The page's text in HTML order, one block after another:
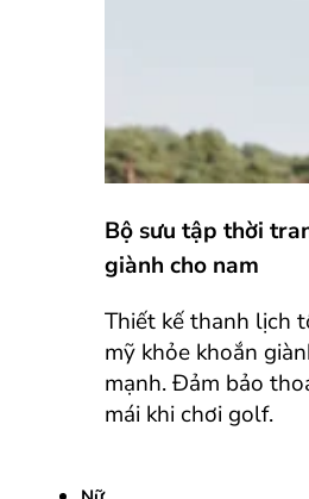
Bộ sưu tập thời
giành cho nam
Thiết kế thanh lịch
mỹ khỏe khoắn
mạnh. Đảm bảo
mái khi chơi golf.